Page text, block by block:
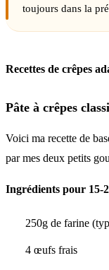
toujours dans la
Recettes de crêpes
Pâte à crêpes
Voici ma recette de
par mes deux petits
Ingrédients pour 15-
250g de farine
4 œufs frais